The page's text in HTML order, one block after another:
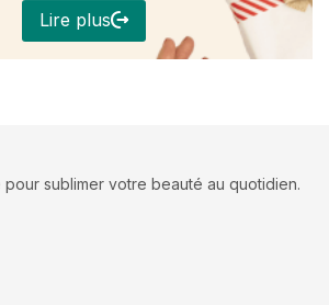
Lire plus
sublimer votre beauté au quotidien.